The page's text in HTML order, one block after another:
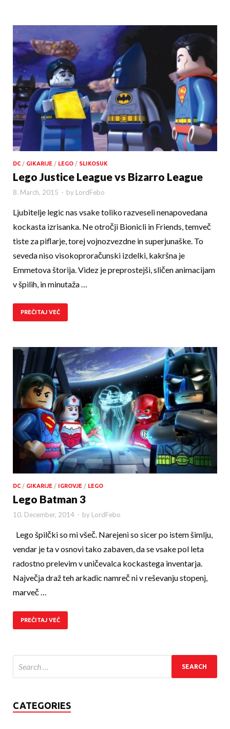
DC / GIKARIJE / LEGO / SLIKOSUK
Lego Justice League vs Bizarro League
8. March, 2015 - by LordFebo
Ljubitelje legic nas vsake toliko razveseli nenapovedana
kockasta izrisanka. Ne otročji Bionicli in Friends, temveč
tiste za piflarje, torej vojnozvezdne in superjunaške. To
seveda niso visokoproračuns­ki izdelki, kakršna je
Emmetova štorija. Videz je preprostejši, sličen animacijam
v špilih, in minutaža …
PREČITAJ VEČ
DC / GIKARIJE / IGROVJE / LEGO
Lego Batman 3
10. December, 2014 - by LordFebo
Lego špilčki so mi všeč. Narejeni so sicer po istem šimlju,
vendar je ta v osnovi tako zabaven, da se vsake pol leta
radostno prelevim v uničevalca kockastega inventarja.
Največja draž teh arkadic namreč ni v reševanju stopenj,
marveč …
PREČITAJ VEČ
CATEGORIES